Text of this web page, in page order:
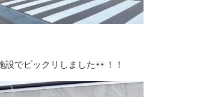
設でビックリしました ！！